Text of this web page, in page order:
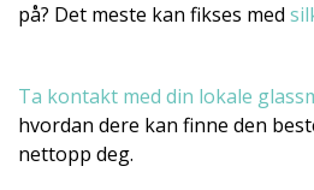
på? Det meste kan fikses med
Ta kontakt med din lokale
hvordan dere kan finne den
nettopp deg.